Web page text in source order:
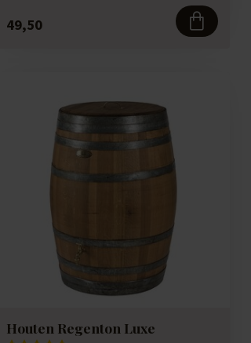
49,50
Houten Regenton Luxe